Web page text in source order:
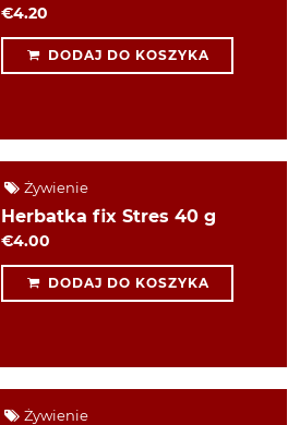
€4.20
DODAJ DO KOSZYKA
Żywienie
Herbatka fix Stres 40 g
€4.00
DODAJ DO KOSZYKA
Żywienie